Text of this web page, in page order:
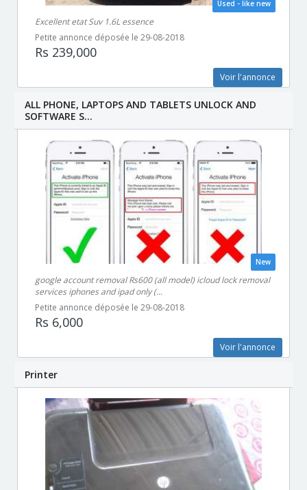
Used - like new
Excellent etat Suv 1.6L essence
Petite annonce déposée le 29-08-2018
Rs 239,000
Voir l'annonce
ALL PHONE, LAPTOPS AND TABLETS UNLOCK AND
SOFTWARE S...
New
google account removal Rs600 (all model) icloud lock removal
services iphones and ipad only (...
Petite annonce déposée le 29-08-2018
Rs 6,000
Voir l'annonce
Printer